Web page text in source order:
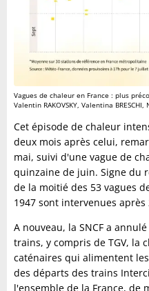
Vagues de chaleur en France : plus
Valentin RAKOVSKY, Valentina BRESCHI,
Cet épisode de chaleur
deux mois après celui,
mai, suivi d'une vague de
quinzaine de juin. Signe du
de la moitié des 53 vagues
1947 sont intervenues après
A nouveau, la SNCF a
trains, y compris de TGV, la
caténaires qui alimentent
des départs des trains
l'ensemble de la France, de